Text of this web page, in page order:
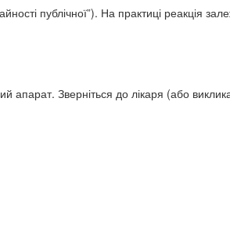
публічної”). На практиці реакція
Зверніться до лікаря (або